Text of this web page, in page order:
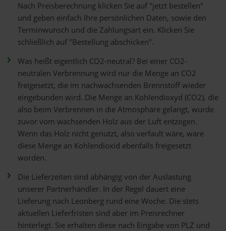
Nach Preisberechnung klicken Sie auf "jetzt bestellen"
und geben einfach Ihre persönlichen Daten, sowie den
Terminwunsch und die Zahlungsart ein. Klicken Sie
schließlich auf "Bestellung abschicken".
Was heißt eigentlich CO2-neutral? Bei einer CO2-
neutralen Verbrennung wird nur die Menge an CO2
freigesetzt, die im nachwachsenden Brennstoff wieder
eingebunden wird. Die Menge an Kohlendioxyd (CO2), die
also beim Verbrennen in die Atmosphäre gelangt, wurde
zuvor vom wachsenden Holz aus der Luft entzogen.
Wenn das Holz nicht genutzt, also verfault wäre, wäre
diese Menge an Kohlendioxid ebenfalls freigesetzt
worden.
Die Lieferzeiten sind abhängig von der Auslastung
unserer Partnerhändler. In der Regel dauert eine
Lieferung nach Leonberg rund eine Woche. Die stets
aktuellen Lieferfristen sind aber im Preisrechner
hinterlegt. Sie erhalten diese nach Eingabe von PLZ und